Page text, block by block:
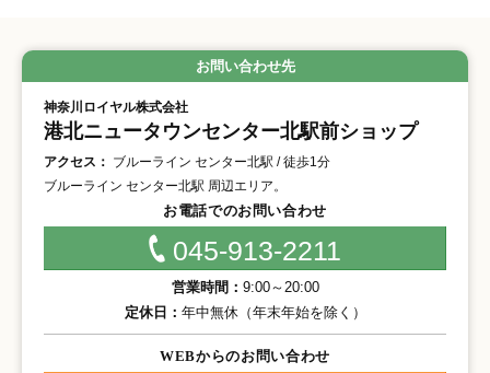
お問い合わせ先
神奈川ロイヤル株式会社
港北ニュータウンセンター北駅前ショップ
アクセス： ブルーライン センター北駅 / 徒歩1分
ブルーライン センター北駅 周辺エリア。
お電話でのお問い合わせ
045-913-2211
営業時間： 9:00～20:00
定休日： 年中無休（年末年始を除く）
WEBからのお問い合わせ